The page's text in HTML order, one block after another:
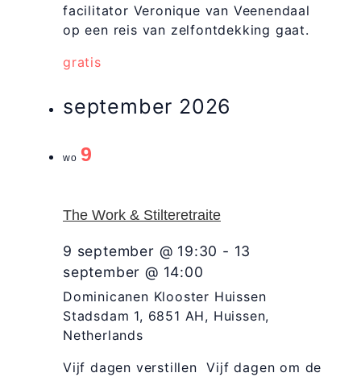
facilitator Veronique van Veenendaal
op een reis van zelfontdekking gaat.
gratis
september 2026
wo 9
The Work & Stilteretraite
9 september @ 19:30 - 13
september @ 14:00
Dominicanen Klooster Huissen
Stadsdam 1, 6851 AH, Huissen,
Netherlands
Vijf dagen verstillen Vijf dagen om de